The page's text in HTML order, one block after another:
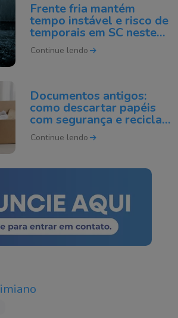
Frente fria mantém
tempo instável e risco de
temporais em SC neste
domingo
Continue lendo
Documentos antigos:
como descartar papéis
com segurança e reciclar
do jeito certo
Continue lendo